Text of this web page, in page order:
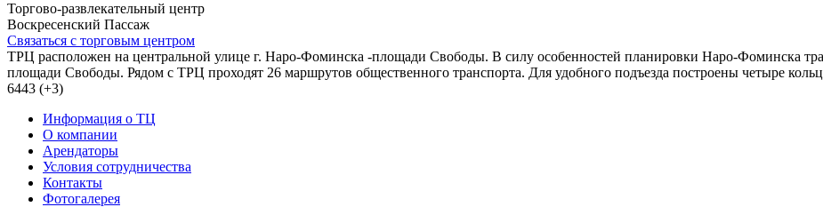
Торгово-развлекательный центр
Воскресенский Пассаж
Связаться с торговым центром
ТРЦ расположен на центральной улице г. Наро-Фоминска -площади Свободы. В силу особенностей планировки Наро-Фоминска
площади Свободы. Рядом с ТРЦ проходят 26 маршрутов общественного транспорта. Для удобного подъезда построены четыре
6443 (+3)
Информация о ТЦ
О компании
Арендаторы
Условия сотрудничества
Контакты
Фотогалерея